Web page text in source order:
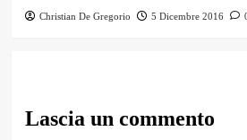
Christian De Gregorio 5 Dicembre 2016
Lascia un commento